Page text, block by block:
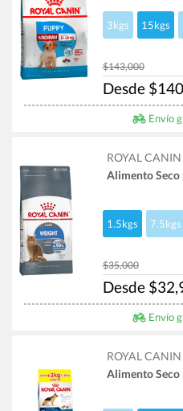
3kgs 15kgs
$143,000
Desde
Envío
ROYAL CANIN
Alimento Seco
1.5kgs 7.5kgs
$35,000
Desde
Envío
ROYAL CANIN
Alimento